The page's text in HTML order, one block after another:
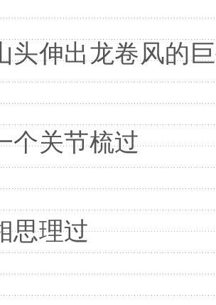
头伸出龙卷风的
个关节梳过
思理过